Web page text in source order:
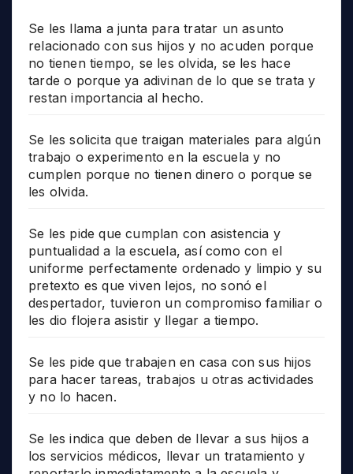
Se les llama a junta para tratar un asunto
relacionado con sus hijos y no acuden porque
no tienen tiempo, se les olvida, se les hace
tarde o porque ya adivinan de lo que se trata y
restan importancia al hecho.
Se les solicita que traigan materiales para algún
trabajo o experimento en la escuela y no
cumplen porque no tienen dinero o porque se
les olvida.
Se les pide que cumplan con asistencia y
puntualidad a la escuela, así como con el
uniforme perfectamente ordenado y limpio y su
pretexto es que viven lejos, no sonó el
despertador, tuvieron un compromiso familiar o
les dio flojera asistir y llegar a tiempo.
Se les pide que trabajen en casa con sus hijos
para hacer tareas, trabajos u otras actividades
y no lo hacen.
Se les indica que deben de llevar a sus hijos a
los servicios médicos, llevar un tratamiento y